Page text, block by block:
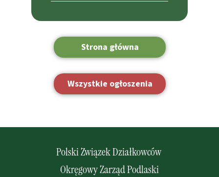
Wszystkie ogłoszenia
Strona główna
Polski Związek Działkowców
Okręgowy Zarząd Podlaski